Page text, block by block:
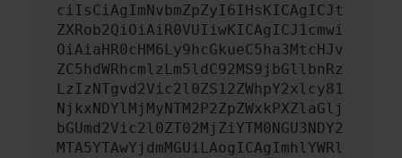
ciIsCiAgImNvbmZpZyI6IHsKICAgICJt
ZXRob2QiOiAiR0VUIiwKICAgICJ1cmwi
OiAiaHR0cHM6Ly9hcGkueC5ha3MtcHJv
ZC5hdWRhcmlzLm5ldC92MS9jbGllbnRz
LzIzNTgvd2Vic2l0ZS12ZWhpY2xlcy81
NjkxNDYlMjMyNTM2P2ZpZWxkPXZlaGlj
bGUmd2Vic2l0ZT02MjZiYTM0NGU3NDY2
MTA5YTAwYjdmMGUiLAogICAgImhlYWRl